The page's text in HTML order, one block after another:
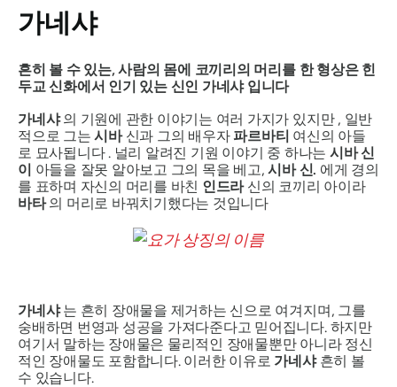
가네샤
흔히 볼 수 있는, 사람의 몸에 코끼리의 머리를 한 형상은 힌
두교 신화에서 인기 있는 신인 가네샤입니다
가네샤 의 기원에 관한 이야기는 여러 가지가 있지만 , 일반
적으로 그는시바신과 그의 배우자파르바티 여신의 아들
로 묘사됩니다 . 널리 알려진 기원 이야기 중 하나는 시바 신
이 아들을 잘못 알아보고 그의 목을 베고,시바 신. 에게 경의
를 표하며 자신의 머리를 바친 인드라신의 코끼리 아이라
바타의 머리로 바꿔치기했다는 것입니다
가네샤 는 흔히 장애물을 제거하는 신으로 여겨지며, 그를
숭배하면 번영과 성공을 가져다준다고 믿어집니다. 하지만
여기서 말하는 장애물은 물리적인 장애물뿐만 아니라 정신
적인 장애물도 포함합니다. 이러한 이유로 가네샤 흔히 볼
수 있습니다.